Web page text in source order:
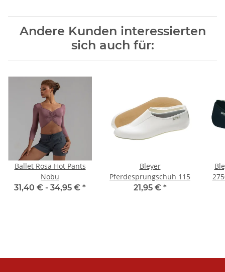
Andere Kunden interessierten
sich auch für:
Ballet Rosa Hot Pants
Nobu
31,40 € - 34,95 € *
Bleyer
Pferdesprungschuh 115
21,95 € *